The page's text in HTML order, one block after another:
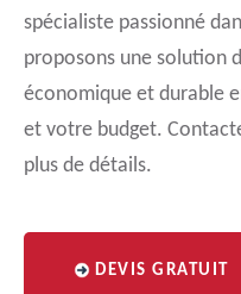
spécialiste passionné
proposons une solution
économique et durable
et votre budget.
plus de détails.
DEVIS GRATUIT